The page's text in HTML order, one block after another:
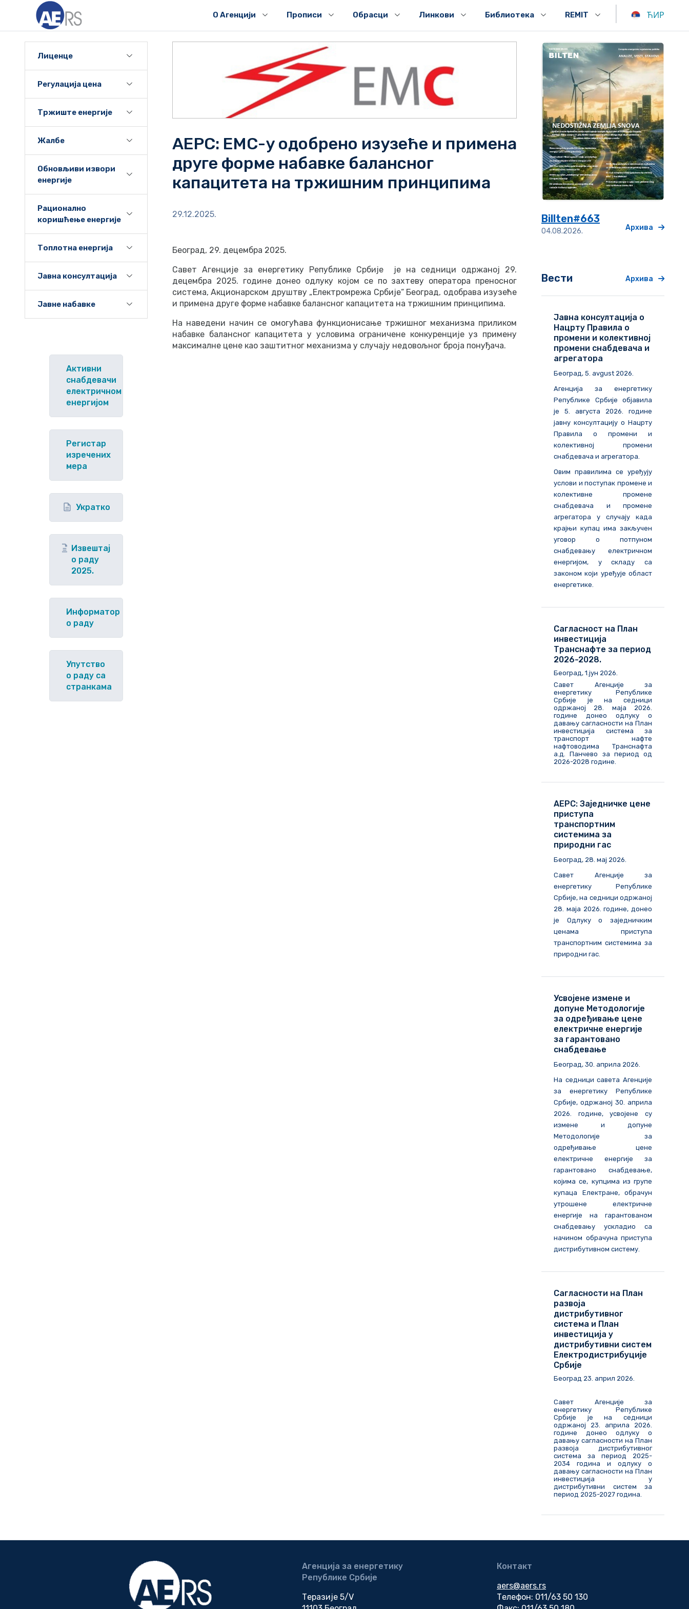
О Агенцији Прописи Обрасци Линкови Библиотека REMIT | ЋИР
Лиценце
Регулација цена
Тржиште енергије
Жалбе
Обновљиви извори
енергије
Рационално
коришћење енергије
Топлотна енергија
Јавна консултација
Јавне набавке
Активни
снабдевачи
електричном
енергијом
Регистар
изречених
мера
Укратко
Извештај
о раду
2025.
Информатор
о раду
Упутство
o раду са
странкама
АЕРС: ЕМС-у одобрено изузеће и примена
друге форме набавке балансног
капацитета на тржишним принципима
29.12.2025.
Београд, 29. децембра 2025.
Савет Агенције за енергетику Републике Србије је на седници одржаној 29.
децембра 2025. године донео одлуку којом се по захтеву оператора преносног
система, Акционарском друштву „Електромрежа Србије“ Београд, одобрава изузеће
и примена друге форме набавке балансног капацитета на тржишним принципима.
На наведени начин се омогућава функционисање тржишног механизма приликом
набавке балансног капацитета у условима ограничене конкуренције уз примену
максималне цене као заштитног механизма у случају недовољног броја понуђача.
Billten#663
04.08.2026. Архива
Вести Архива
Јавна консултација о
Нацрту Правила о
промени и колективној
промени снабдевача и
агрегатора
Београд, 5. avgust 2026.
Агенција за енергетику
Републике Србије објавила
је 5. августа 2026. године
јавну консултацију о Нацрту
Правила о промени и
колективној промени
снабдевача и агрегатора.
Овим правилима се уређују
услови и поступак промене и
колективне промене
снабдевача и промене
агрегатора у случају када
крајњи купац има закључен
уговор о потпуном
снабдевању електричном
енергијом, у складу са
законом који уређује област
енергетике.
Сагласност на План
инвестиција
Транснафте за период
2026-2028.
Београд, 1.јун 2026.
Савет Агенције за
енергетику Републике
Србије је на седници
одржаној 28. маја 2026.
године донео одлуку о
давању сагласности на План
инвестиција система за
транспорт нафте
нафтоводима Транснафта
а.д. Панчево за период од
2026-2028 године.
АЕРС: Заједничке цене
приступа
транспортним
системима за
природни гас
Београд, 28. мај 2026.
Савет Агенције за
енергетику Републике
Србије, на седници одржаној
28. маја 2026. године, донео
је Одлуку о заједничким
ценама приступа
транспортним системима за
природни гас.
Усвојене измене и
допуне Методологије
за одређивање цене
електричне енергије
за гарантовано
снабдевање
Београд, 30. априла 2026.
На седници савета Агенције
за енергетику Републике
Србије, одржаној 30. априла
2026. године, усвојене су
измене и допуне
Методологије за
одређивање цене
електричне енергије за
гарантовано снабдевање,
којима се, купцима из групе
купаца Електране, обрачун
утрошене електричне
енергије на гарантованом
снабдевању ускладио са
начином обрачуна приступа
дистрибутивном систему.
Сагласности на План
развоја
дистрибутивног
система и План
инвестиција у
дистрибутивни систем
Електродистрибуције
Србије
Београд 23. април 2026.
Савет Агенције за
енергетику Републике
Србије је на седници
одржаној 23. априла 2026.
године донео одлуку о
давању сагласности на План
развоја дистрибутивног
система за период 2025-
2034 година и одлуку о
давању сагласности на План
инвестиција у
дистрибутивни систем за
период 2025-2027 година.
Агенција за енергетику
Републике Србије
Теразије 5/V
Контакт
aers@aers.rs
Телефон: 011/63 50 130